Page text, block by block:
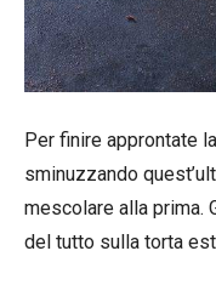
Per finire approntate
sminuzzando
mescolare alla prima.
del tutto sulla torta